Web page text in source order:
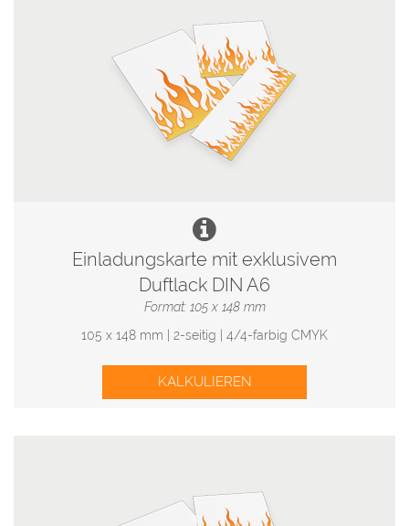
Einladungskarte mit exklusivem
Duftlack DIN A6
Format: 105 x 148 mm
105 x 148 mm | 2-seitig | 4/4-farbig CMYK
KALKULIEREN